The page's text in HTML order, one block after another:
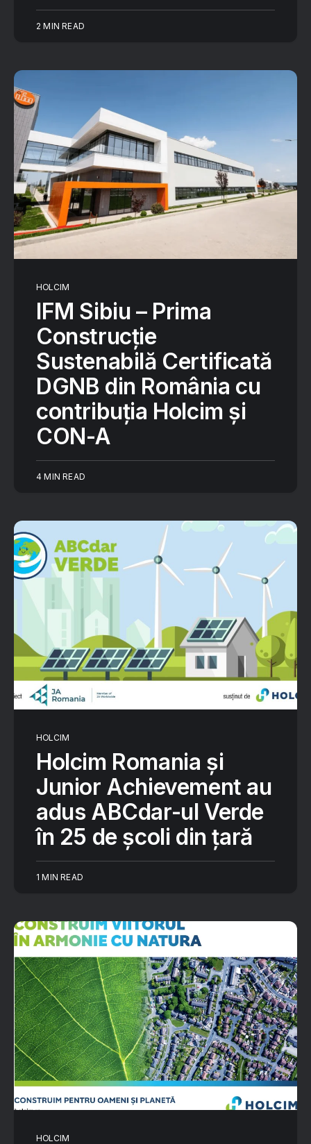
2 MIN READ
HOLCIM
IFM Sibiu – Prima
Construcție
Sustenabilă Certificată
DGNB din România cu
contribuția Holcim și
CON-A
4 MIN READ
HOLCIM
Holcim Romania și
Junior Achievement au
adus ABCdar-ul Verde
în 25 de școli din țară
1 MIN READ
HOLCIM